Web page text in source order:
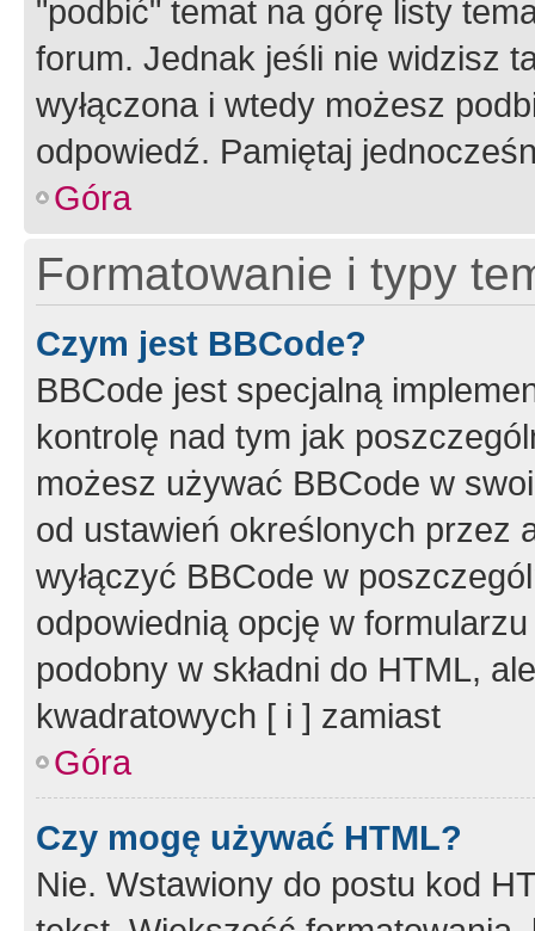
"podbić" temat na górę listy
forum. Jednak jeśli nie widzisz
wyłączona i wtedy możesz
odpowiedź. Pamiętaj
Góra
Formatowanie i typy
Czym jest BBCode?
BBCode jest specjalną
kontrolę nad tym jak
możesz używać BBCode w
od ustawień określonych przez
wyłączyć BBCode w
odpowiednią opcję w
podobny w składni do HTML,
kwadratowych [ i ] zamiast
Góra
Czy mogę używać HTML?
Nie. Wstawiony do postu kod